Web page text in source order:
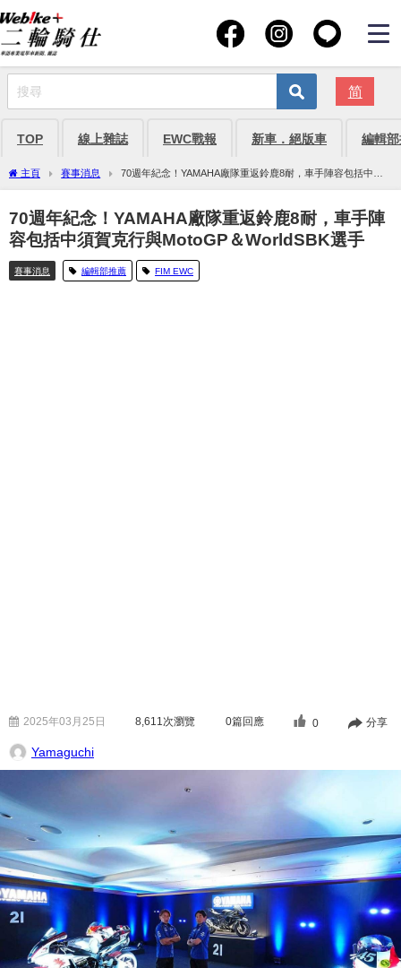
简
TOP 線上雜誌 EWC戰報 新車．絕版車 編輯
主頁 賽事消息
70週年紀念！YAMAHA廠隊重返鈴鹿8耐，車手陣容包括中須
賀克行與MotoGP＆WorldSBK選手
70週年紀念！YAMAHA廠隊重返鈴鹿8耐，車手陣
容包括中須賀克行與MotoGP＆WorldSBK選手
賽事消息 編輯部推薦 FIM EWC
2025年03月25日 8,611 次瀏覽 0篇回應 0 分享
Yamaguchi